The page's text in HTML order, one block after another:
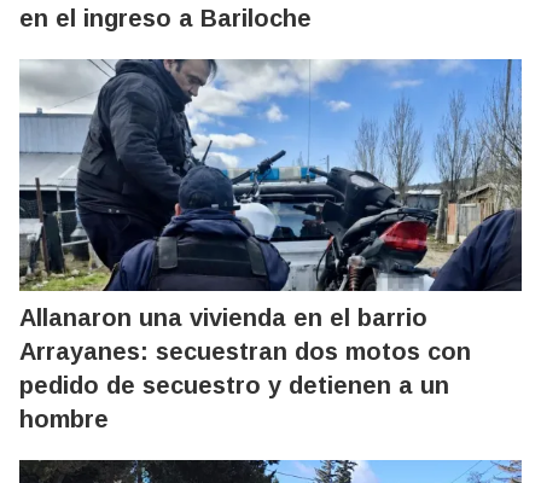
en el ingreso a Bariloche
Allanaron una vivienda en el barrio
Arrayanes: secuestran dos motos con
pedido de secuestro y detienen a un
hombre